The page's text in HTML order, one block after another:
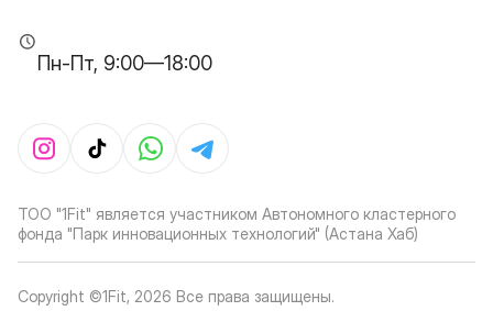
Пн-Пт, 9:00—18:00
ТОО "1Fit" является участником Автономного кластерного
фонда "Парк инновационных технологий" (Астана Хаб)
Copyright ©1Fit, 2026 Все права защищены.